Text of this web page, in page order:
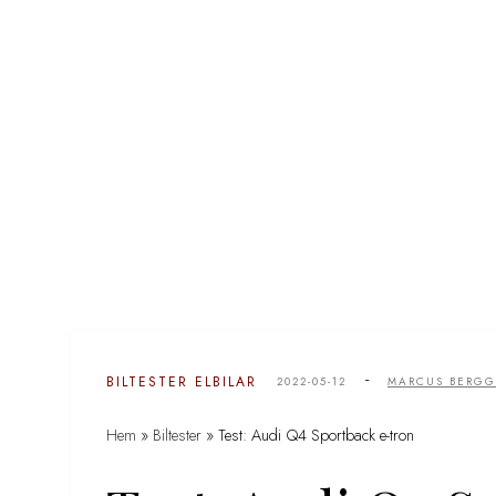
BILTESTER ELBILAR 2022-05-12 - MARCUS
Hem » Biltester » Test: Audi Q4 Sportback e-tron